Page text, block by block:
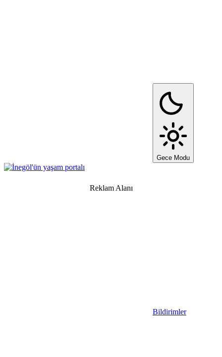
Gece Modu
Reklam Alanı
Bildirimler